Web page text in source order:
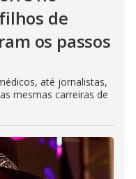
de
os passos
até jornalistas,
mesmas carreiras de